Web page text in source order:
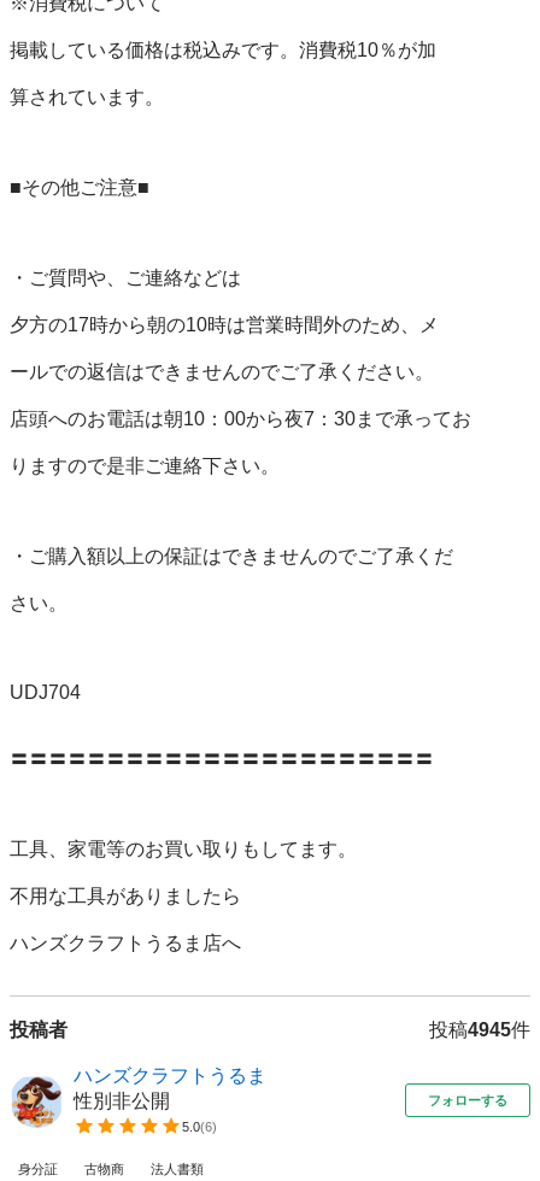
掲載している価格は税込みです。消費税10％が加
算されています。
■その他ご注意■
・ご質問や、ご連絡などは
夕方の17時から朝の10時は営業時間外のため、メ
ールでの返信はできませんのでご了承ください。
店頭へのお電話は朝10：00から夜7：30まで承ってお
りますので是非ご連絡下さい。
・ご購入額以上の保証はできませんのでご了承くだ
さい。
UDJ704
〓〓〓〓〓〓〓〓〓〓〓〓〓〓〓〓〓〓〓〓〓〓
工具、家電等のお買い取りもしてます。
不用な工具がありましたら
投稿者 投稿4945件
ハンズクラフトうるま
性別非公開
5.0(6)
フォローする
身分証 古物商 法人書類